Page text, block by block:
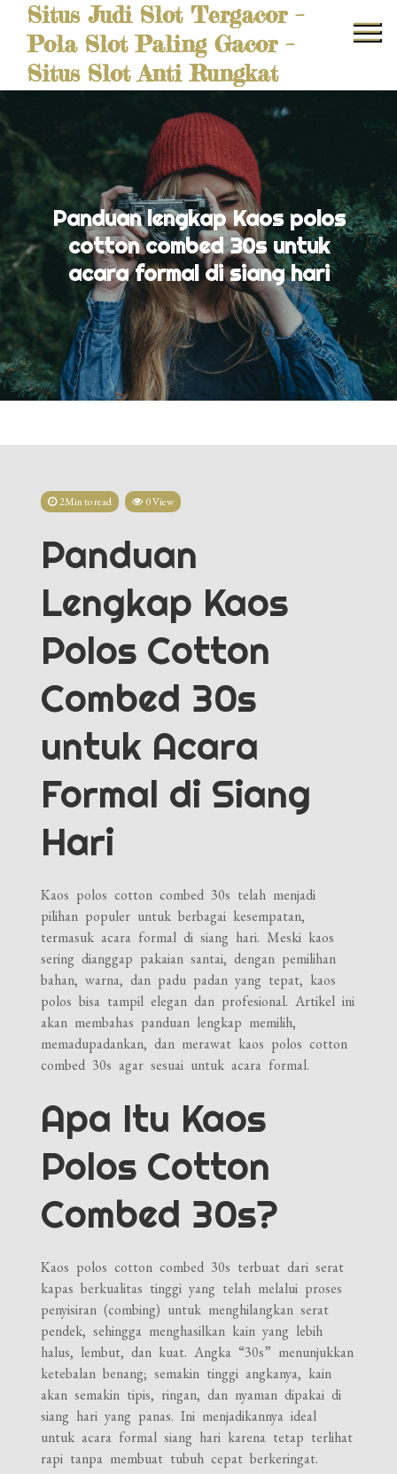
content
Situs Judi Slot Tergacor –
Pola Slot Paling Gacor –
Situs Slot Anti Rungkat
Panduan lengkap Kaos polos
cotton combed 30s untuk
acara formal di siang hari
2Min to read 0 View
Panduan
Lengkap Kaos
Polos Cotton
Combed 30s
untuk Acara
Formal di Siang
Hari
Kaos polos cotton combed 30s telah menjadi
pilihan populer untuk berbagai kesempatan,
termasuk acara formal di siang hari. Meski kaos
sering dianggap pakaian santai, dengan pemilihan
bahan, warna, dan padu padan yang tepat, kaos
polos bisa tampil elegan dan profesional. Artikel ini
akan membahas panduan lengkap memilih,
memadupadankan, dan merawat kaos polos cotton
combed 30s agar sesuai untuk acara formal.
Apa Itu Kaos
Polos Cotton
Combed 30s?
Kaos polos cotton combed 30s terbuat dari serat
kapas berkualitas tinggi yang telah melalui proses
penyisiran (combing) untuk menghilangkan serat
pendek, sehingga menghasilkan kain yang lebih
halus, lembut, dan kuat. Angka “30s” menunjukkan
ketebalan benang; semakin tinggi angkanya, kain
akan semakin tipis, ringan, dan nyaman dipakai di
siang hari yang panas. Ini menjadikannya ideal
untuk acara formal siang hari karena tetap terlihat
rapi tanpa membuat tubuh cepat berkeringat.